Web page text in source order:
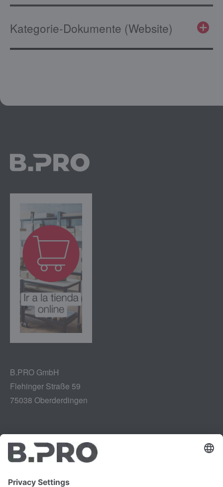
Kategorie-Dokumente (Website)
B.PRO GmbH
Flehinger Straße 59
75038 Oberderdingen
Aviso legal
Protección de datos